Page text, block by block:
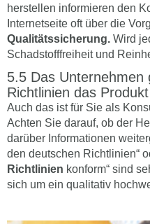
herstellen informieren den
Internetseite oft über die
Qualitätssicherung. Wird
Schadstofffreiheit und
Das Unternehmen
Richtlinien das
Auch das ist für Sie als
Achten Sie darauf, ob der
darüber Informationen
den deutschen Richtlinien“
Richtlinien konform“ sind
sich um ein qualitativ